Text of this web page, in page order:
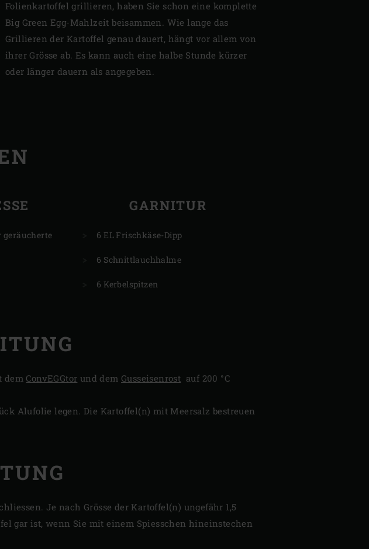
Folienkartoffel grillieren, haben Sie schon eine komplette
Big Green Egg-Mahlzeit beisammen. Wie lange das
Grillieren der Kartoffel genau dauert, hängt vor allem von
ihrer Grösse ab. Es kann auch eine halbe Stunde kürzer
oder länger dauern als angegeben.
geräucherte
GARNITUR
6 EL Frischkäse-Dipp
6 Schnittlauchhalme
6 Kerbelspitzen
dem ConvEGGtor und dem Gusseisenrost auf 200 °C
Alufolie legen. Die Kartoffel(n) mit Meersalz bestreuen
Je nach Grösse der Kartoffel(n) ungefähr 1,5
gar ist, wenn Sie mit einem Spiesschen hineinstechen